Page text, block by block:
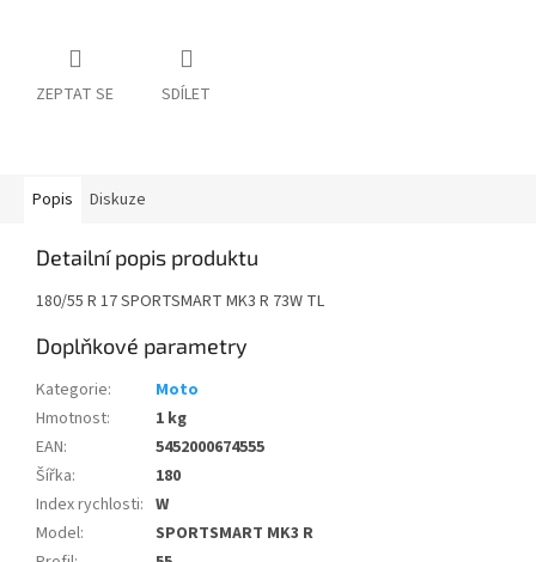
ZEPTAT SE SDÍLET
Popis Diskuze
Detailní popis produktu
180/55 R 17 SPORTSMART MK3 R 73W TL
Doplňkové parametry
Kategorie:
Moto
Hmotnost:
1 kg
EAN:
5452000674555
Šířka:
180
Index rychlosti: W
Model:
SPORTSMART MK3 R